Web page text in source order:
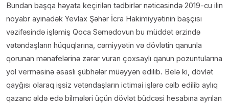
Bundan başqa həyata keçirilən tədbirlər nəticəsində 2019-cu ilin
noyabr ayınadək Yevlax Şəhər İcra Hakimiyyətinin başçısı
vəzifəsində işləmiş Qoca Səmədovun bu müddət ərzində
vətəndaşların hüquqlarına, cəmiyyətin və dövlətin qanunla
qorunan mənafelərinə zərər vuran çoxsaylı qanun pozuntularına
yol verməsinə əsaslı şübhələr müəyyən edilib. Belə ki, dövlət
qayğısı olaraq işsiz vətəndaşların ictimai işlərə cəlb edilib aylıq
qazanc əldə edə bilmələri üçün dövlət büdcəsi hesabına ayrılan